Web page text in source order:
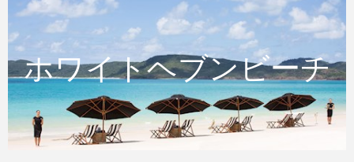
ホワイトヘブンビーチ
ホワイトヘブンビーチ